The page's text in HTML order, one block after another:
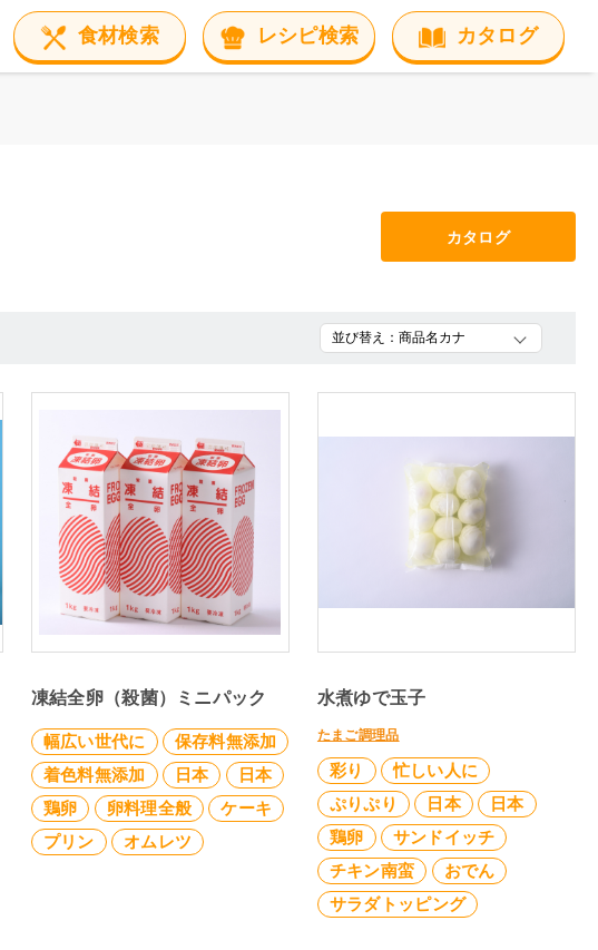
食材検索 レシピ検索 カタログ
カタログ
凍結全卵（殺菌）ミニパック
幅広い世代に
保存料無添加
着色料無添加
日本
日本
鶏卵
卵料理全般
ケーキ
プリン
オムレツ
水煮ゆで玉子
たまご調理品
彩り
忙しい人に
ぷりぷり
日本
日本
鶏卵
サンドイッチ
チキン南蛮
おでん
サラダトッピング